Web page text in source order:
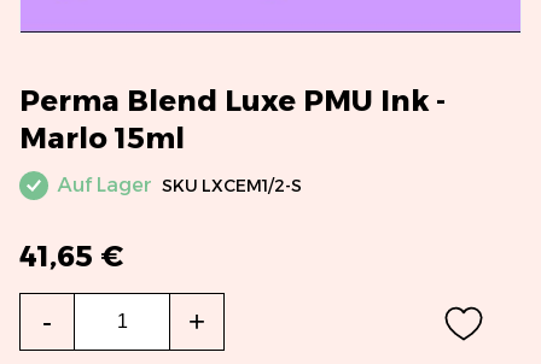
Perma Blend Luxe PMU Ink -
Marlo 15ml
Auf Lager SKU LXCEM1/2-S
41,65 €
- +